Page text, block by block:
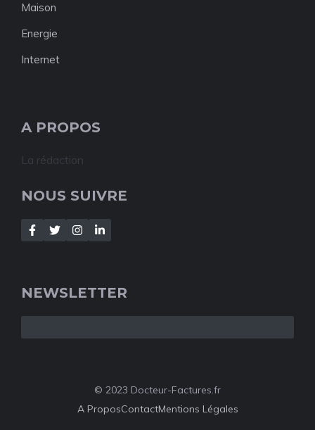
Maison
Energie
Internet
A PROPOS
La rédaction
NOUS SUIVRE
NEWSLETTER
© 2023 Docteur-Factures.fr
A ProposContactMentions Légales